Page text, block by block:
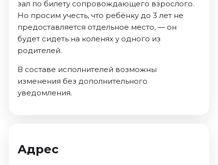
зал по билету сопровождающего взрослого.
Но просим учесть, что ребёнку до 3 лет не
предоставляется отдельное место, — он
будет сидеть на коленях у одного из
родителей.
В составе исполнителей возможны
изменения без дополнительного
уведомления.
Адрес